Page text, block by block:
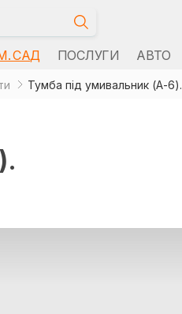
САД ПОСЛУГИ АВТО
Тумба під умивальник (А-6).